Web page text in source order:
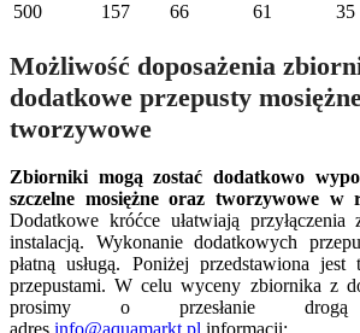
500
157 66 61 35
Możliwość doposażenia
dodatkowe przepusty
tworzywowe
Zbiorniki mogą zostać dodatkowo
szczelne mosiężne oraz tworzywowe w
Dodatkowe króćce ułatwiają
instalacją. Wykonanie dodatkowych
płatną usługą. Poniżej przedstawiona
przepustami. W celu wyceny zbiornika z
prosimy o przesłanie